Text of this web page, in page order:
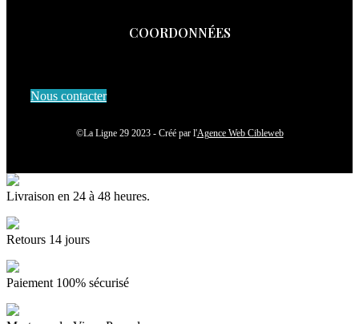
COORDONNÉES
Nous contacter
©La Ligne 29 2023 - Créé par l'Agence Web Cibleweb
Livraison en 24 à 48 heures.
Retours 14 jours
Paiement 100% sécurisé